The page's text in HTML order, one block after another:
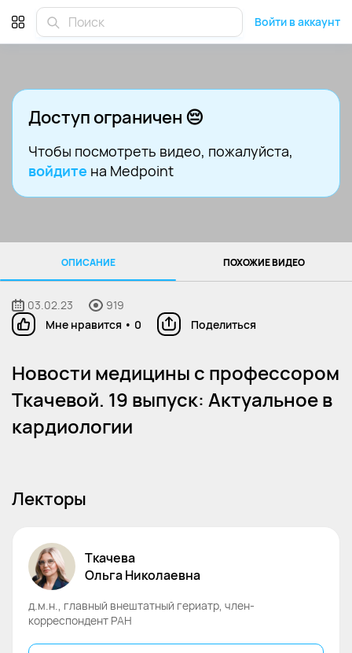
Войти в аккаунт
Доступ ограничен 😔
Чтобы посмотреть видео, пожалуйста,
войдите на Medpoint
ОПИСАНИЕ ПОХОЖИЕ ВИДЕО
03.02.23
919
Мне нравится • 0 Поделиться
Новости медицины с профессором
Ткачевой. 19 выпуск: Актуальное в
кардиологии
Лекторы
Ткачева
ОльгаНиколаевна
д.м.н., главный внештатный гериатр, член-
корреспондент РАН